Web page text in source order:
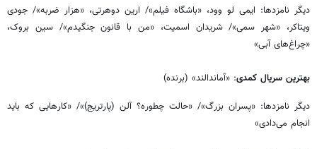
دیگر نامزدها: ایمی لو وود، «باشگاه فیلم»/ ارین دوهرتی، «هزار ضربه»/ جودی
ویتاکر، «شهر سمی»/ شریدان اسمیت، «من با قانون جنگیدم»/ سین بروک،
«چراغ‌های آبی»
بهترین سریال کمدی: «آماندالند» (برنده)
دیگر نامزدها: «پسران بزرگ»/ «حالت چطوره؟ آلن (پارتریج)»/ «کارهایی که باید
انجام می‌دادی»